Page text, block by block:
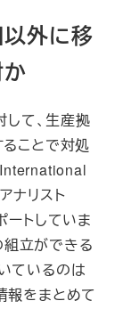
外に移
て、生産拠
ことで対処
International
ナリスト
ートしていま
組立ができる
ているのは
報をまとめて